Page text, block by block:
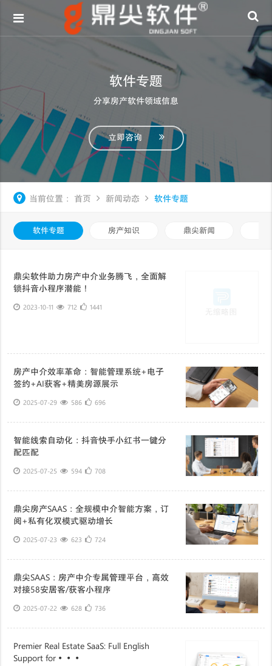
软件专题
分享房产软件领域信息
立即咨询
当前位置： 首页 新闻动态 软件专题
软件专题 房产知识 鼎尖新闻
鼎尖软件助力房产中介业务腾飞，全面解
锁抖音小程序潜能！
2023-10-11 712 1441
房产中介效率革命：智能管理系统+电子
签约+AI获客+精美房源展示
2025-07-29 586 696
智能线索自动化：抖音快手小红书一键分
配匹配
2025-07-25 594 708
鼎尖房产SAAS：全规模中介智能方案，订
阅+私有化双模式驱动增长
2025-07-23 623 724
鼎尖SAAS：房产中介专属管理平台，高效
对接58安居客/获客小程序
2025-07-22 628 736
Premier Real Estate SaaS: Full English
Support for···